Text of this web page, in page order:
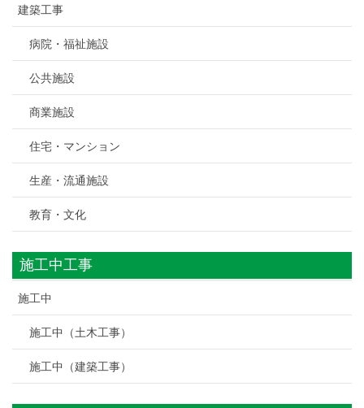
建築工事
病院・福祉施設
公共施設
商業施設
住宅・マンション
生産・流通施設
教育・文化
施工中工事
施工中
施工中（土木工事）
施工中（建築工事）